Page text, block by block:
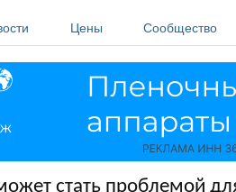
Цены Сообщество
стать проблемой